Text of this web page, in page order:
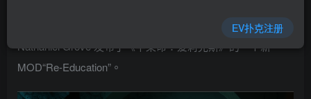
近日，独立游戏发行商 Annapurna Interactive 的设计师
Nathaniel Grove 发布了《半条命：爱莉克斯》的一个新
MOD“Re-Education”。
EV扑克注册